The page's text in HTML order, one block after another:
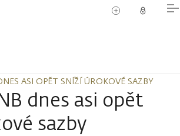
ASI OPĚT SNÍŽÍ ÚROKOVÉ SAZBY
ASI OPĚT SNÍŽÍ ÚROKOVÉ SAZBY
dnes asi opět
sazby